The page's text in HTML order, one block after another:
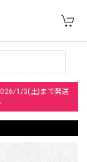
1/3(土)まで発送